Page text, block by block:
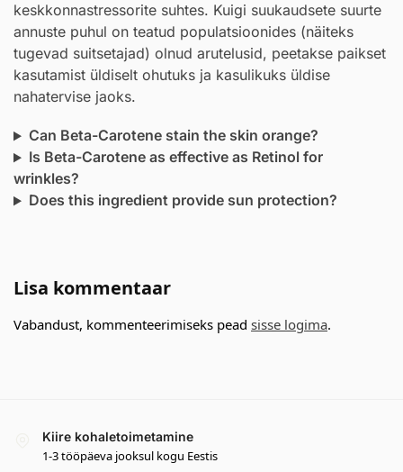
keskkonnastressorite suhtes. Kuigi suukaudsete suurte
annuste puhul on teatud populatsioonides (näiteks
tugevad suitsetajad) olnud arutelusid, peetakse paikset
kasutamist üldiselt ohutuks ja kasulikuks üldise
nahatervise jaoks.
Can Beta-Carotene stain the skin orange?
Is Beta-Carotene as effective as Retinol for
wrinkles?
Does this ingredient provide sun protection?
Lisa kommentaar
Vabandust, kommenteerimiseks pead sisse logima.
Kiire kohaletoimetamine
1-3 tööpäeva jooksul kogu Eestis